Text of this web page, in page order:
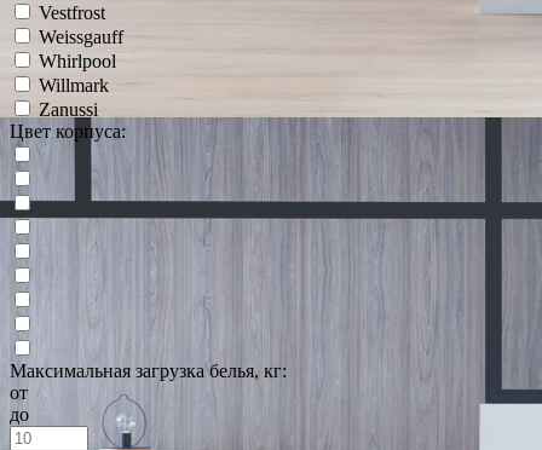
Vestfrost
Weissgauff
Whirlpool
Willmark
Zanussi
Цвет корпуса:
Максимальная загрузка белья, кг:
от
до